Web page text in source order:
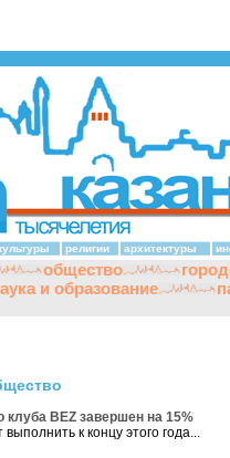
религии архитектуры
общество
и образование
клуба BEZ завершен на 15%
к концу этого года...